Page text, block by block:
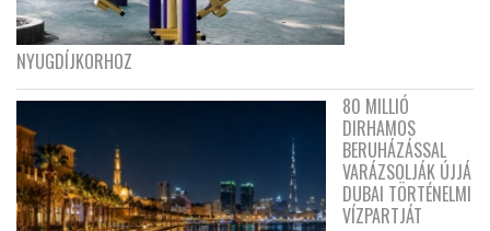
NYUGDÍJKORHOZ
80 MILLIÓ
DIRHAMOS
BERUHÁZÁSSAL
VARÁZSOLJÁK ÚJJÁ
DUBAI TÖRTÉNELMI
VÍZPARTJÁT